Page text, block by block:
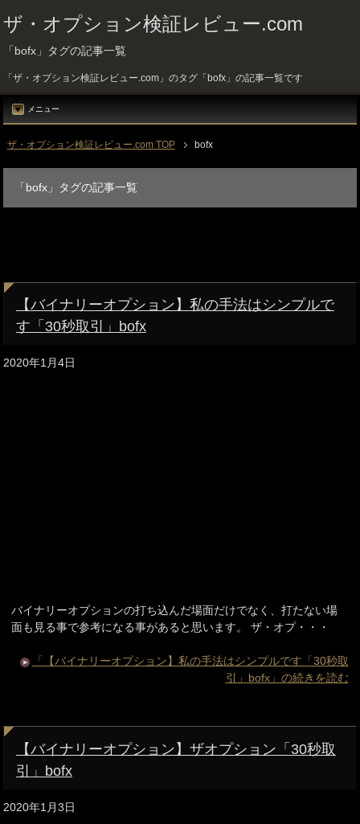
ザ・オプション検証レビュー.com
「bofx」タグの記事一覧
「ザ・オプション検証レビュー.com」のタグ「bofx」の記事一覧です
メニュー
ザ・オプション検証レビュー.com TOP bofx
「bofx」タグの記事一覧
【バイナリーオプション】私の手法はシンプルで
す「30秒取引」bofx
2020年1月4日
バイナリーオプションの打ち込んだ場面だけでなく、打たない場
面も見る事で参考になる事があると思います。 ザ・オプ・・・
「【バイナリーオプション】私の手法はシンプルです「30秒取
引」bofx」の続きを読む
【バイナリーオプション】ザオプション「30秒取
引」bofx
2020年1月3日